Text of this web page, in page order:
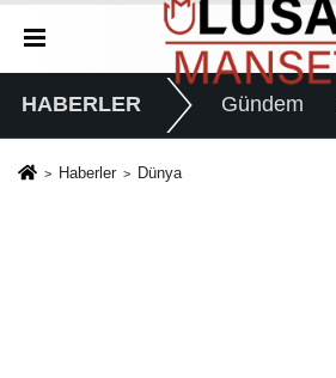
HABERLER Gündem
Haberler Dünya